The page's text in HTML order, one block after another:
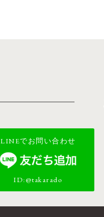
LINEでお問い合わせ
ID:@takarado